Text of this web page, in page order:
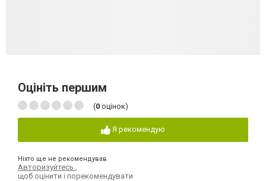
Оцініть першим
(0 оцінок)
Я рекомендую
Ніхто ще не рекомендував
Авторизуйтесь
щоб оцінити і порекомендувати